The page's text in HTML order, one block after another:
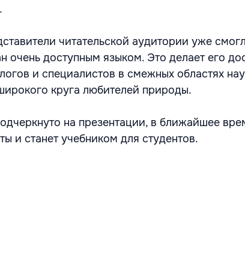
читательской аудитории уже
очень доступным языком. Это делает его
и специалистов в смежных областях
круга любителей природы.
на презентации, в ближайшее
и станет учебником для студентов.